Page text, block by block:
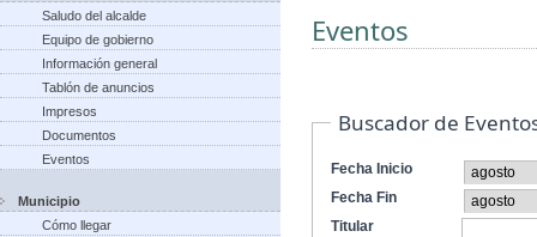
Saludo del alcalde
Equipo de gobierno
Información general
Tablón de anuncios
Impresos
Documentos
Eventos
Municipio
Cómo llegar
Eventos
Buscador de
Fecha Inicio
Fecha Fin
Titular